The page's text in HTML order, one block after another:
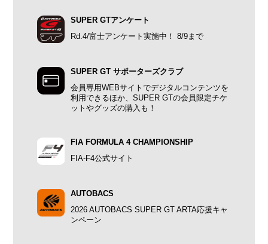
SUPER GTアンケート
Rd.4/富士アンケート実施中！ 8/9まで
SUPER GT サポーターズクラブ
会員専用WEBサイトでデジタルコンテンツを
利用できるほか、SUPER GTの会員限定チケ
ットやグッズの購入も！
FIA FORMULA 4 CHAMPIONSHIP
FIA-F4公式サイト
AUTOBACS
2026 AUTOBACS SUPER GT ARTA応援キャ
ンペーン